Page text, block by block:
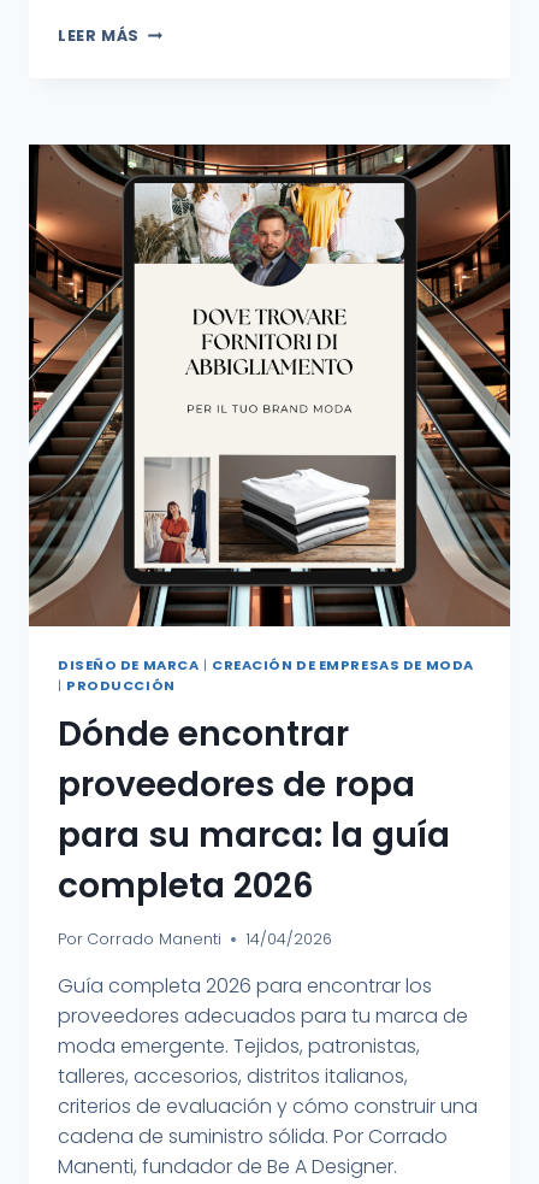
LEER MÁS
DISEÑO DE MARCA | CREACIÓN DE EMPRESAS DE MODA
| PRODUCCIÓN
Dónde encontrar
proveedores de ropa
para su marca: la guía
completa 2026
Por Corrado Manenti 14/04/2026
Guía completa 2026 para encontrar los
proveedores adecuados para tu marca de
moda emergente. Tejidos, patronistas,
talleres, accesorios, distritos italianos,
criterios de evaluación y cómo construir una
cadena de suministro sólida. Por Corrado
Manenti, fundador de Be A Designer.